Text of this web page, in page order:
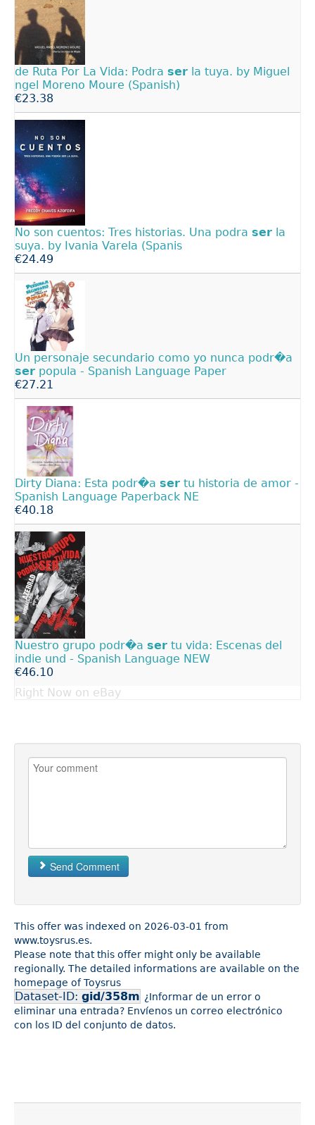
de Ruta Por La Vida: Podra ser la tuya. by Miguel
ngel Moreno Moure (Spanish)
€23.38
No son cuentos: Tres historias. Una podra ser la
suya. by Ivania Varela (Spanis
€24.49
Un personaje secundario como yo nunca podr�a
ser popula - Spanish Language Paper
€27.21
Dirty Diana: Esta podr�a ser tu historia de amor -
Spanish Language Paperback NE
€40.18
Nuestro grupo podr�a ser tu vida: Escenas del
indie und - Spanish Language NEW
€46.10
Right Now on eBay
Send Comment
This offer was indexed on 2026-03-01 from
www.toysrus.es.
Please note that this offer might only be available
regionally. The detailed informations are available on the
homepage of Toysrus
Dataset-ID: gid/358m ¿Informar de un error o
eliminar una entrada? Envíenos un correo electrónico
con los ID del conjunto de datos.